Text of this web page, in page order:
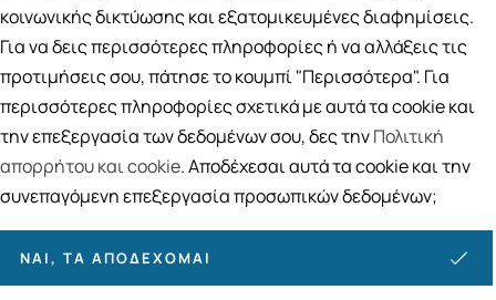
Apivita
Ταξινόμηση Προβολή
Σελίδες:
1 2 3 4
κοινωνικής δικτύωσης και εξατομικευμένες διαφημίσεις.
Για να δεις περισσότερες πληροφορίες ή να αλλάξεις τις
προτιμήσεις σου, πάτησε το κουμπί "Περισσότερα". Για
περισσότερες πληροφορίες σχετικά με αυτά τα cookie και
την επεξεργασία των δεδομένων σου, δες τηνΠολιτική
απορρήτου και cookie. Αποδέχεσαι αυτά τα cookie και την
συνεπαγόμενη επεξεργασία προσωπικών δεδομένων;
ΝΑΙ, ΤΑ ΑΠΟΔΈΧΟΜΑΙ